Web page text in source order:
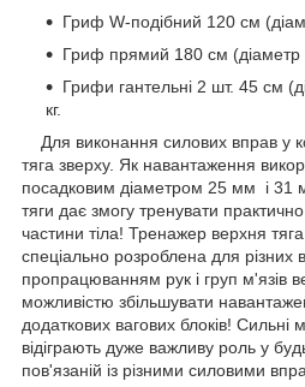
Гриф W-подібний 120 см
Гриф прямий 180 см (діаметр
Грифи гантельні 2 шт. 45 см
кг.
Для виконання силових вправ у
тяга зверху. Як навантаження
посадковим діаметром 25 мм і 31
тяги дає змогу тренувати
частини тіла! Тренажер верхня
спеціально розроблена для різних
пропрацюванням рук і груп м'язів
можливістю збільшувати
додаткових вагових блоків! Сильні
відіграють дуже важливу роль у
пов'язаній із різними силовими